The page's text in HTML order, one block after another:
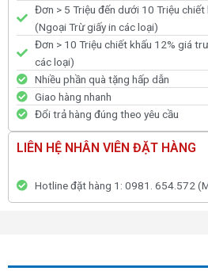
Đơn > 5 Triệu đến dưới 10 Triệu
(Ngoại Trừ giấy in các loại)
Đơn > 10 Triệu chiết khấu 12% giá
các loại)
Nhiều phần quà tặng hấp dẫn
Giao hàng nhanh
Đổi trả hàng đúng theo yêu cầu
LIÊN HỆ NHÂN VIÊN ĐẶT HÀNG
Hotline đặt hàng 1: 0981. 654.572